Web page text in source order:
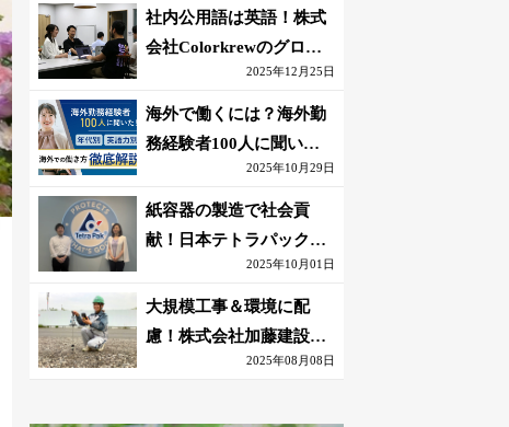
社内公用語は英語！株式
会社Colorkrewのグロー
バルかつ若手が輝く環境
2025年12月25日
海外で働くには？海外勤
務経験者100人に聞いた
おすすめ職種｜英語話せ
ないOK求人はある？
2025年10月29日
紙容器の製造で社会貢
献！日本テトラパック株
式会社のグローバルな環
境
2025年10月01日
大規模工事＆環境に配
慮！株式会社加藤建設の
若手が語る現場監督の働
2025年08月08日